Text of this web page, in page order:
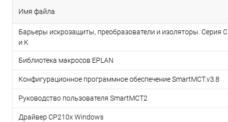
Имя файла
Барьеры искрозащиты, преобразователи и изоляторы. Серия C
и K
Библиотека макросов EPLAN
Конфигурационное программное обеспечение SmartMCT.v3.8
Руководство пользователя SmartMCT2
Драйвер CP210x Windows